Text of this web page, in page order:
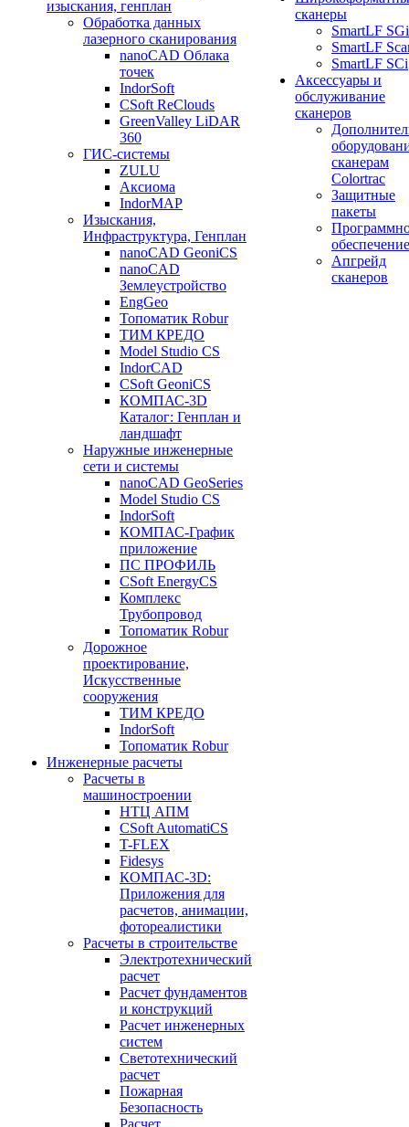
изыскания, генплан
Обработка данных
лазерного сканирования
nanoCAD Облака
точек
IndorSoft
CSoft ReClouds
GreenValley LiDAR
360
ГИС-системы
ZULU
Аксиома
IndorMAP
Изыскания,
Инфраструктура, Генплан
nanoCAD GeoniCS
nanoCAD
Землеустройство
EngGeo
Топоматик Robur
ТИМ КРЕДО
Model Studio CS
IndorCAD
CSoft GeoniCS
КОМПАС-3D
Каталог: Генплан и
ландшафт
Наружные инженерные
сети и системы
nanoCAD GeoSeries
Model Studio CS
IndorSoft
КОМПАС-График
приложение
ПС ПРОФИЛЬ
CSoft EnergyCS
Комплекс
Трубопровод
Топоматик Robur
Дорожное
проектирование,
Искусственные
сооружения
ТИМ КРЕДО
IndorSoft
Топоматик Robur
Инженерные расчеты
Расчеты в
машиностроении
НТЦ АПМ
CSoft AutomatiCS
T-FLEX
Fidesys
КОМПАС-3D:
Приложения для
расчетов, анимации,
фотореалистики
Расчеты в строительстве
Электротехнический
расчет
Расчет фундаментов
и конструкций
Расчет инженерных
систем
Светотехнический
расчет
Пожарная
Безопасность
Расчет
сканеры
SmartLF SGi
SmartLF
SmartLF SCi
Аксессуары и
обслуживание
сканеров
сканерам
Colortrac
Защитные
пакеты
обеспечение
Апгрейд
сканеров